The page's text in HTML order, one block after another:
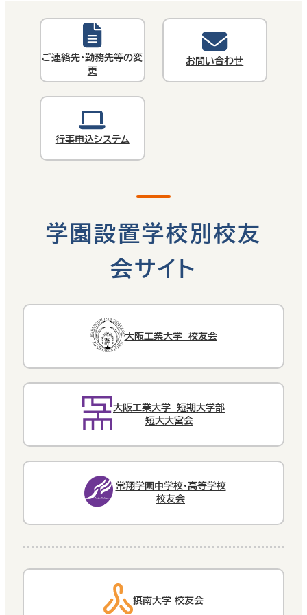
ご連絡先・勤務先等の変
更
お問い合わせ
行事申込システム
学園設置学校別校友
会サイト
大阪工業大学 校友会
大阪工業大学 短期大学部
短大大宮会
常翔学園中学校・高等学校
校友会
摂南大学 校友会